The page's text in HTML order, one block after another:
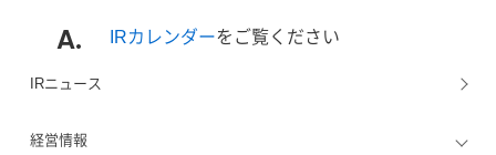
IRニュース
経営情報
IRカレンダーをご覧ください